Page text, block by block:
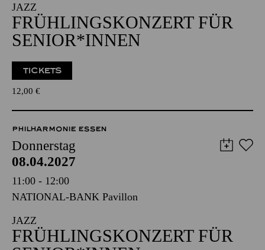
JAZZ
FRÜHLINGS­KONZERT FÜR
SENIOR*INNEN
TICKETS
12,00 €
PHILHARMONIE ESSEN
Donnerstag
08.04.2027
11:00 - 12:00
NATIONAL-BANK Pavillon
JAZZ
FRÜHLINGS­KONZERT FÜR